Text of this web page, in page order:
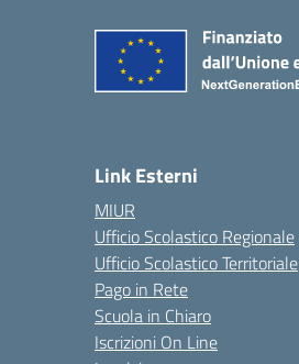
Link Esterni
MIUR
Ufficio Scolastico Regionale
Ufficio Scolastico Territoriale
Pago in Rete
Scuola in Chiaro
Iscrizioni On Line